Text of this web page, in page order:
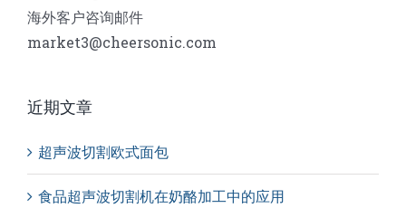
海外客户咨询邮件
market3@cheersonic.com
近期文章
超声波切割欧式面包
食品超声波切割机在奶酪加工中的应用